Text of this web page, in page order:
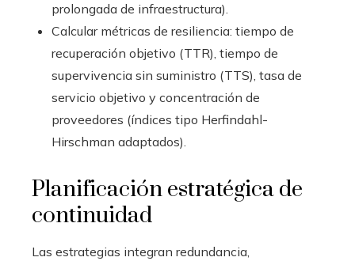
prolongada de infraestructura).
Calcular métricas de resiliencia: tiempo de
recuperación objetivo (TTR), tiempo de
supervivencia sin suministro (TTS), tasa de
servicio objetivo y concentración de
proveedores (índices tipo Herfindahl-
Hirschman adaptados).
Planificación estratégica de
continuidad
Las estrategias integran redundancia,